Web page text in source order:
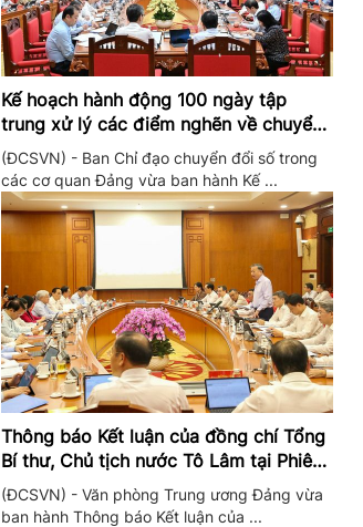
Kế hoạch hành động 100 ngày tập
trung xử lý các điểm nghẽn về chuyển
đổi số trong các cơ quan Đảng
(ĐCSVN) - Ban Chỉ đạo chuyển đổi số trong
các cơ quan Đảng vừa ban hành Kế ...
Thông báo Kết luận của đồng chí Tổng
Bí thư, Chủ tịch nước Tô Lâm tại Phiên
họp Ban Chỉ đạo Trung ương thực hiện
Nghị quyết 57
(ĐCSVN) - Văn phòng Trung ương Đảng vừa
ban hành Thông báo Kết luận của ...